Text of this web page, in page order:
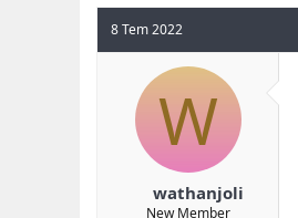
8 Tem 2022
W
wathanjoli
New Member